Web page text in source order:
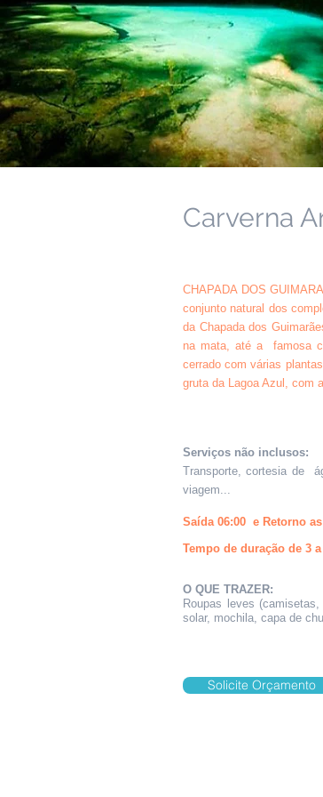
Carverna
CHAPADA DOS
conjunto natural dos
da Chapada dos
na mata, até a famosa
cerrado com várias
gruta da Lagoa Azul, com
Serviços não inclusos:
Transporte, cortesia de
viagem...
Saída 06:00 e Retorno
Tempo de duração de 3
O QUE TRAZER:
Roupas leves
solar, mochila, capa de
Solicite Orçamento